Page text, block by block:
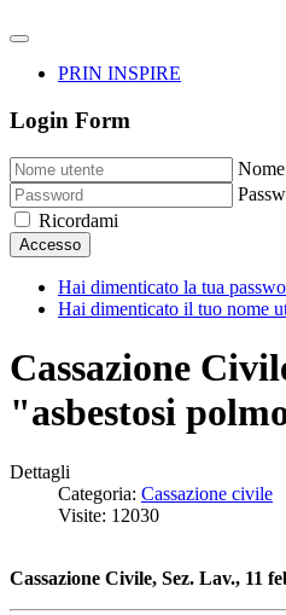
PRIN INSPIRE
Login Form
Ricordami
Accesso
Hai dimenticato la tua
Hai dimenticato il tuo nome
Cassazione
"asbestosi
Dettagli
Categoria: Cassazione civile
Visite: 12030
Cassazione Civile, Sez. Lav., 11